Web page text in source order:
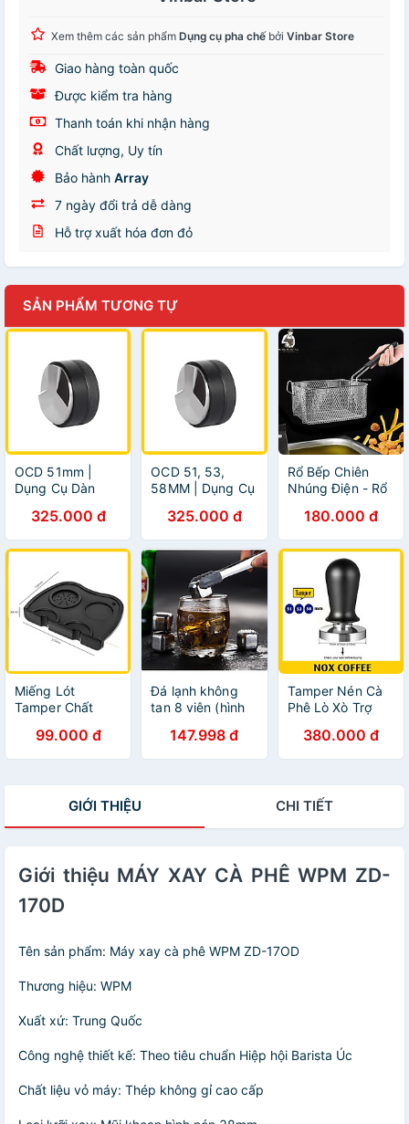
Xem thêm các sản phẩm Dụng cụ pha chếbởi Vinbar Store
Giao hàng toàn quốc
Được kiểm tra hàng
Thanh toán khi nhận hàng
Chất lượng, Uy tín
Bảo hành Array
7 ngày đổi trả dễ dàng
Hỗ trợ xuất hóa đơn đỏ
SẢN PHẨM TƯƠNG TỰ
OCD 51mm |
Dụng Cụ Dàn
Espresso
325.000 đ
OCD 51, 53,
58MM | Dụng Cụ
Espresso
325.000 đ
Rổ Bếp Chiên
Nhúng Điện - Rổ
180.000 đ
Miếng Lót
Tamper Chất
99.000 đ
Đá lạnh không
tan 8 viên (hình
16x11x3.5cm
147.998 đ
Tamper Nén Cà
Phê Lò Xò Trợ
58MM
380.000 đ
GIỚI THIỆU CHI TIẾT
Giới thiệu MÁY XAY CÀ PHÊ WPM ZD-
170D
Tên sản phẩm: Máy xay cà phê WPM ZD-17OD
Thương hiệu: WPM
Xuất xứ: Trung Quốc
Công nghệ thiết kế: Theo tiêu chuẩn Hiệp hội Barista Úc
Chất liệu vỏ máy: Thép không gỉ cao cấp